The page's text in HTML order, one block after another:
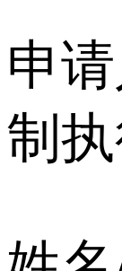
申
制执